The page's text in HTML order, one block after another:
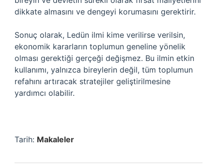
dikkate almasını ve dengeyi korumasını gerektirir.
Sonuç olarak, Ledün ilmi kime verilirse verilsin,
ekonomik kararların toplumun geneline yönelik
olması gerektiği gerçeği değişmez. Bu ilmin etkin
kullanımı, yalnızca bireylerin değil, tüm toplumun
refahını artıracak stratejiler geliştirilmesine
yardımcı olabilir.
Tarih: Makaleler